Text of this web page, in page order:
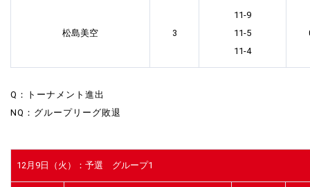
松島美空 3
11-9
11-5
11-4
Q：トーナメント進出
NQ：グループリーグ敗退
12月9日（火）：予選 グループ1